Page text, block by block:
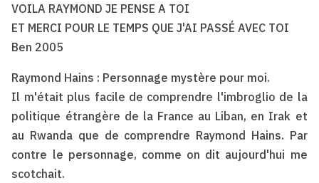
VOILA RAYMOND JE PENSE A TOI
ET MERCI POUR LE TEMPS QUE J'AI PASSÉ AVEC TOI
Ben 2005
Raymond Hains : Personnage mystère pour moi.
Il m'était plus facile de comprendre l'imbroglio de la
politique étrangère de la France au Liban, en Irak et
au Rwanda que de comprendre Raymond Hains. Par
contre le personnage, comme on dit aujourd'hui me
scotchait.